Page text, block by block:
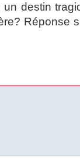
un destin
Réponse